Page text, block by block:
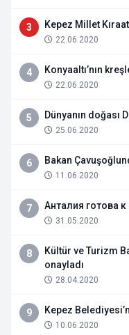
3 Kepez Millet
22.06.2020
4 Konyaaltı’nın
22.06.2020
5 Dünyanın doğası
25.06.2020
6 Bakan
11.06.2020
7 Анталия готова
31.05.2020
8
Kültür ve Turizm
onayladı
28.04.2020
9 Kepez
10.06.2020